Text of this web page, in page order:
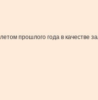
прошлого года в качестве